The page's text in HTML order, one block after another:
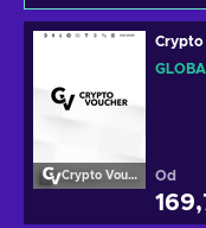
Crypto Voucher
Crypto
Od